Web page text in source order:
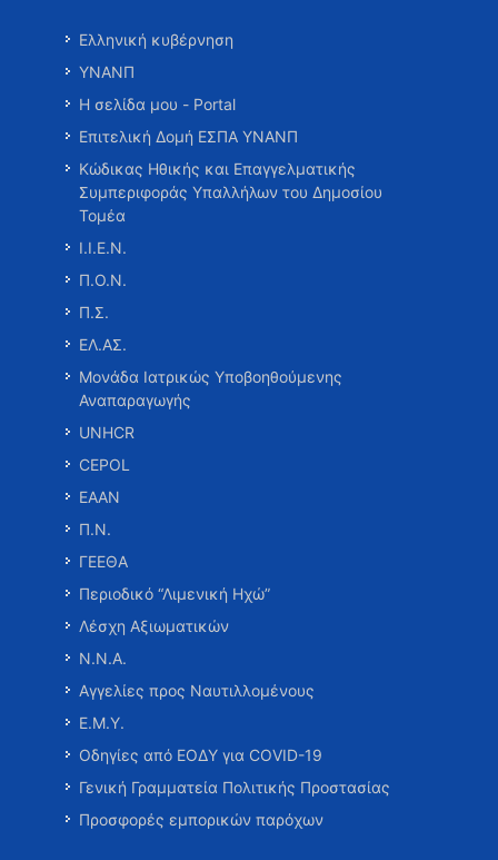
Ελληνική κυβέρνηση
ΥΝΑΝΠ
Η σελίδα μου - Portal
Επιτελική Δομή ΕΣΠΑ ΥΝΑΝΠ
Κώδικας Ηθικής και Επαγγελματικής
Συμπεριφοράς Υπαλλήλων του Δημοσίου
Τομέα
Ι.Ι.Ε.Ν.
Π.Ο.Ν.
Π.Σ.
ΕΛ.ΑΣ.
Μονάδα Ιατρικώς Υποβοηθούμενης
Αναπαραγωγής
UNHCR
CEPOL
ΕΑΑΝ
Π.Ν.
ΓΕΕΘΑ
Περιοδικό “Λιμενική Ηχώ”
Λέσχη Αξιωματικών
Ν.Ν.Α.
Αγγελίες προς Ναυτιλλομένους
Ε.Μ.Υ.
Οδηγίες από ΕΟΔΥ για COVID-19
Γενική Γραμματεία Πολιτικής Προστασίας
Προσφορές εμπορικών παρόχων